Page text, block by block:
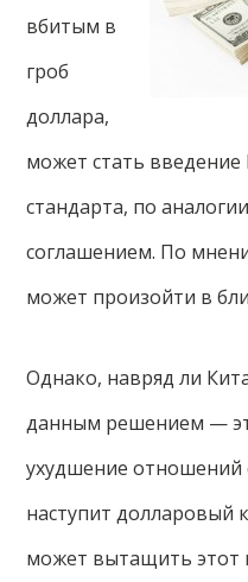
вбитым в
гроб
доллара,
может стать введение
стандарта, по
соглашением. По
может произойти в
Однако, навряд ли
данным решением —
ухудшение отношений
наступит долларовый
может вытащить этот